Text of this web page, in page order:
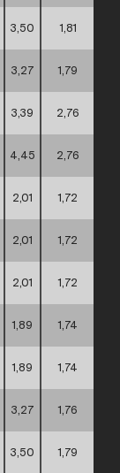
3,50 1,81
3,27 1,79
3,39 2,76
4,45 2,76
2,01 1,72
2,01 1,72
2,01 1,72
1,89 1,74
1,89 1,74
3,27 1,76
3,50 1,79